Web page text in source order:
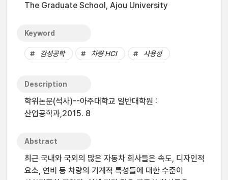
The Graduate School, Ajou University
Keyword
감성공학 차량 HCI 사용성
Description
학위논문(석사)--아주대학교 일반대학원 :
산업공학과,2015. 8
Abstract
최근 국내와 국외의 많은 자동차 회사들은 속도, 디자인적
요소, 연비 등 차량의 기계적 특성들에 대한 수준이